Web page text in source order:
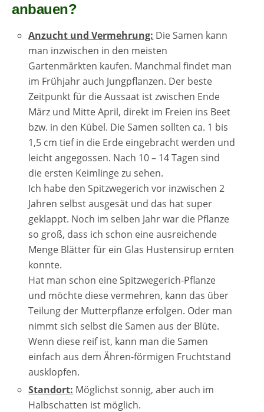
anbauen?
Anzucht und Vermehrung: Die Samen kann
man inzwischen in den meisten
Gartenmärkten kaufen. Manchmal findet man
im Frühjahr auch Jungpflanzen. Der beste
Zeitpunkt für die Aussaat ist zwischen Ende
März und Mitte April, direkt im Freien ins Beet
bzw. in den Kübel. Die Samen sollten ca. 1 bis
1,5 cm tief in die Erde eingebracht werden und
leicht angegossen. Nach 10 – 14 Tagen sind
die ersten Keimlinge zu sehen.
Ich habe den Spitzwegerich vor inzwischen 2
Jahren selbst ausgesät und das hat super
geklappt. Noch im selben Jahr war die Pflanze
so groß, dass ich schon eine ausreichende
Menge Blätter für ein Glas Hustensirup ernten
konnte.
Hat man schon eine Spitzwegerich-Pflanze
und möchte diese vermehren, kann das über
Teilung der Mutterpflanze erfolgen. Oder man
nimmt sich selbst die Samen aus der Blüte.
Wenn diese reif ist, kann man die Samen
einfach aus dem Ähren-förmigen Fruchtstand
ausklopfen.
Standort: Möglichst sonnig, aber auch im
Halbschatten ist möglich.